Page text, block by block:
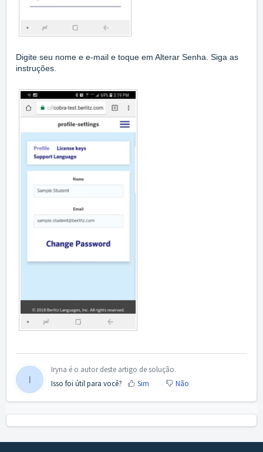
Digite seu nome e e-mail e toque em Alterar Senha. Siga as
instruções.
I
Iryna é o autor deste artigo de solução.
Isso foi útil para você?
Sim Não